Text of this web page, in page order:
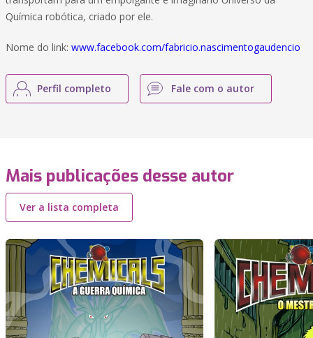
Química robótica, criado por ele.
Nome do link: www.facebook.com/fabricio.nascimentogaudencio
Perfil completo Fale com o autor
Mais publicações desse autor
Ver a lista completa